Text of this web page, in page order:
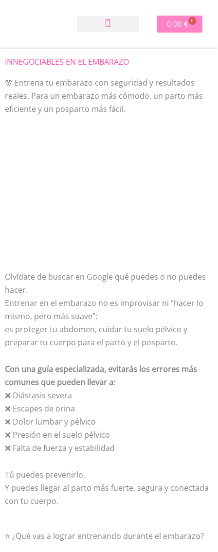
0,00€ 0
Carrito
INNEGOCIABLES EN EL EMBARAZO
🌸 Entrena tu embarazo con seguridad y resultados
reales. Para un embarazo más cómodo, un parto más
eficiente y un posparto más fácil.
Olvídate de buscar en Google qué puedes o no puedes
hacer.
Entrenar en el embarazo no es improvisar ni “hacer lo
mismo, pero más suave”:
es proteger tu abdomen, cuidar tu suelo pélvico y
preparar tu cuerpo para el parto y el posparto.
Con una guía especializada, evitarás los errores más
comunes que pueden llevar a:
❌ Diástasis severa
❌ Escapes de orina
❌ Dolor lumbar y pélvico
❌ Presión en el suelo pélvico
❌ Falta de fuerza y estabilidad
Tú puedes prevenirlo.
Y puedes llegar al parto más fuerte, segura y conectada
con tu cuerpo.
⭐ ¿Qué vas a lograr entrenando durante el embarazo?